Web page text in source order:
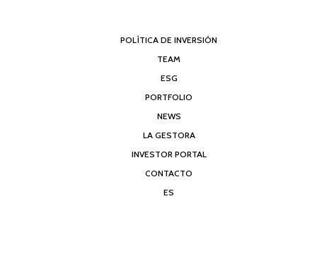
POLÍTICA DE INVERSIÓN
TEAM
ESG
PORTFOLIO
NEWS
LA GESTORA
INVESTOR PORTAL
CONTACTO
ES